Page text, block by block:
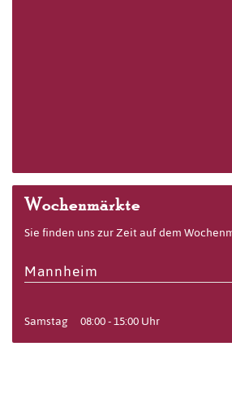
Wochenmärkte
Sie finden uns zur Zeit auf dem
Mannheim
Samstag 08:00 - 15:00 Uhr